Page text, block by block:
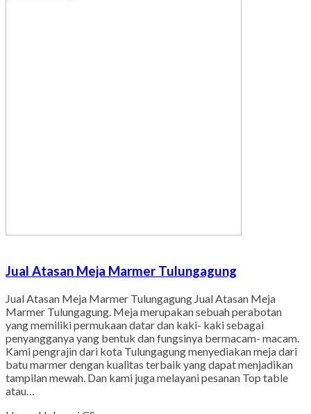
Jual Atasan Meja Marmer Tulungagung
Jual Atasan Meja Marmer Tulungagung Jual Atasan Meja
Marmer Tulungagung. Meja merupakan sebuah perabotan
yang memiliki permukaan datar dan kaki- kaki sebagai
penyangganya yang bentuk dan fungsinya bermacam- macam.
Kami pengrajin dari kota Tulungagung menyediakan meja dari
batu marmer dengan kualitas terbaik yang dapat menjadikan
tampilan mewah. Dan kami juga melayani pesanan Top table
atau…